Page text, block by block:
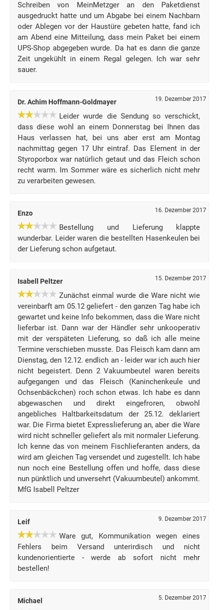
Schreiben von MeinMetzger an den Paketdienst
ausgedruckt hatte und um Abgabe bei einem Nachbarn
oder Ablegen vor der Haustüre gebeten hatte, fand ich
am Abend eine Mitteilung, dass mein Paket bei einem
UPS-Shop abgegeben wurde. Da hat es dann die ganze
Zeit ungekühlt in einem Regal gelegen. Ich war sehr
sauer.
Dr. Achim Hoffmann-Goldmayer 19. Dezember 2017
Leider wurde die Sendung so verschickt,
dass diese wohl an einem Donnerstag bei Ihnen das
Haus verlassen hat, bei uns aber erst am Montag
nachmittag gegen 17 Uhr eintraf. Das Element in der
Styroporbox war natürlich getaut und das Fleich schon
recht warm. Im Sommer wäre es sicherlich nicht mehr
zu verarbeiten gewesen.
Enzo 16. Dezember 2017
Bestellung und Lieferung klappte
wunderbar. Leider waren die bestellten Hasenkeulen bei
der Lieferung schon aufgetaut.
Isabell Peltzer 15. Dezember 2017
Zunächst einmal wurde die Ware nicht wie
vereinbarft am 05.12 geliefert - den ganzen Tag habe ich
gewartet und keine Info bekommen, dass die Ware nicht
lieferbar ist. Dann war der Händler sehr unkooperativ
mit der verspäteten Lieferung, so daß ich alle meine
Termine verschieben musste. Das Fleisch kam dann am
Dienstag, den 12.12. endlich an - leider war ich auch hier
nicht begeistert. Denn 2 Vakuumbeutel waren bereits
aufgegangen und das Fleisch (Kaninchenkeule und
Ochsenbäckchen) roch schon etwas. Ich habe es dann
abgewaschen und direkt eingefroren, obwohl
angebliches Haltbarkeitsdatum der 25.12. deklariert
war. Die Firma bietet Expresslieferung an, aber die Ware
wird nicht schneller geliefert als mit normaler Lieferung.
Ich kenne das von meinem Fischlieferanten anders, da
wird am gleichen Tag versendet und zugestellt. Ich habe
nun noch eine Bestellung offen und hoffe, dass diese
nun pünktlich und unversehrt (Vakuumbeutel) ankommt.
MfG Isabell Peltzer
Leif 9. Dezember 2017
Ware gut, Kommunikation wegen eines
Fehlers beim Versand unterirdisch und nicht
kundenorientierte - werde ab sofort nicht mehr
bestellen!
Michael 5. Dezember 2017